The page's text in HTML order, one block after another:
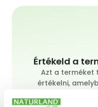
Értékeld a
Azt a terméket
értékelni,